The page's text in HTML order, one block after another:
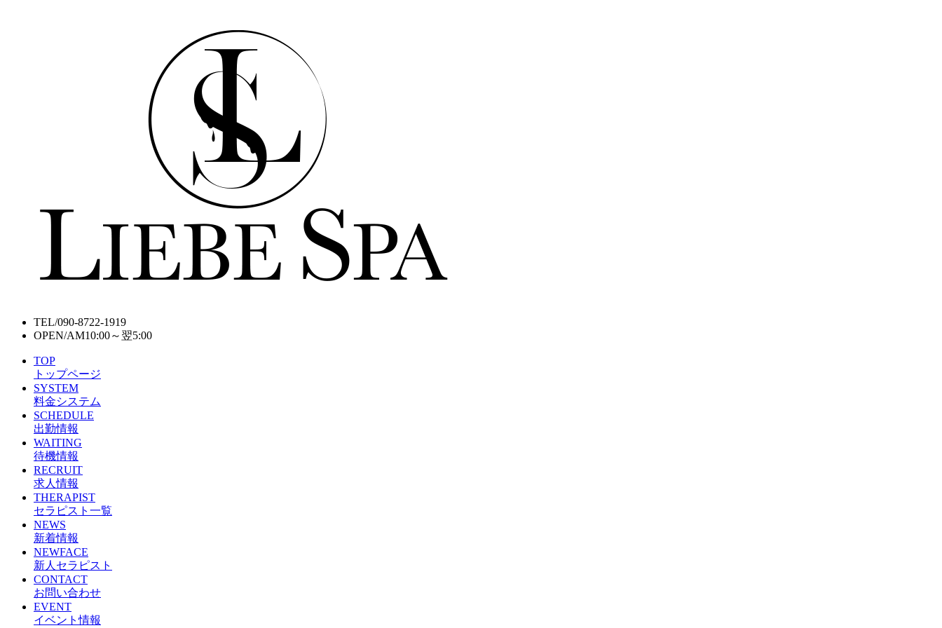
TEL/090-8722-1919
OPEN/AM10:00～翌5:00
TOP
トップページ
SYSTEM
料金システム
SCHEDULE
出勤情報
WAITING
待機情報
RECRUIT
求人情報
THERAPIST
セラピスト一覧
NEWS
新着情報
NEWFACE
新人セラピスト
CONTACT
お問い合わせ
EVENT
イベント情報